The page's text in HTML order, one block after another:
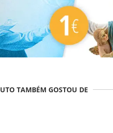
TAMBÉM GOSTOU DE